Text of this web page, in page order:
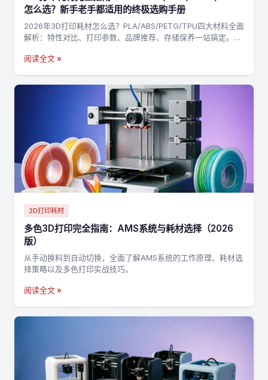
怎么选？新手老手都适用的终极选购手册
2026年3D打印耗材怎么选？PLA/ABS/PETG/TPU四大材料全面
解析：特性对比、打印参数、品牌推荐、存储保养一站搞定。附
阅读全文 »
3D打印耗材
多色3D打印完全指南：AMS系统与耗材选择（2026
版）
从手动换料到自动切换，全面了解AMS系统的工作原理、耗材选
择策略以及多色打印实战技巧。
阅读全文 »